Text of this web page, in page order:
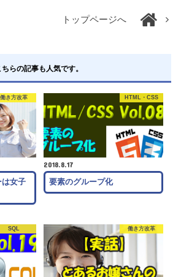
トップページへ
ちらの記事も人気です。
働き方改革
は女子
HTML・CSS
2018.8.17
要素のグループ化
SQL 働き方改革